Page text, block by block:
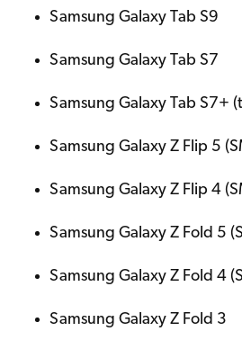
Samsung Galaxy Tab S9
Samsung Galaxy Tab S7
Samsung Galaxy Tab S7+
Samsung Galaxy Z Flip 5
Samsung Galaxy Z Flip 4
Samsung Galaxy Z Fold 5
Samsung Galaxy Z Fold 4
Samsung Galaxy Z Fold 3